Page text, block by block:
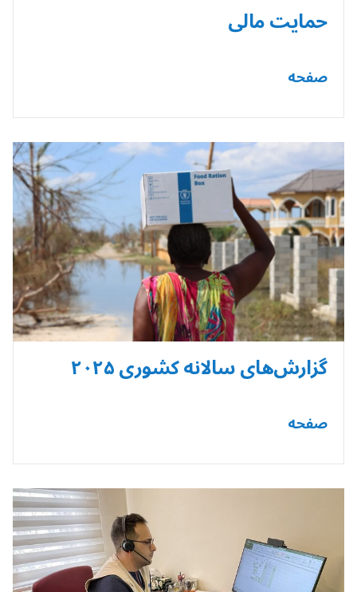
حمایت مالی
صفحه
گزارش‌های سالانه کشوری ۲۰۲۵
صفحه